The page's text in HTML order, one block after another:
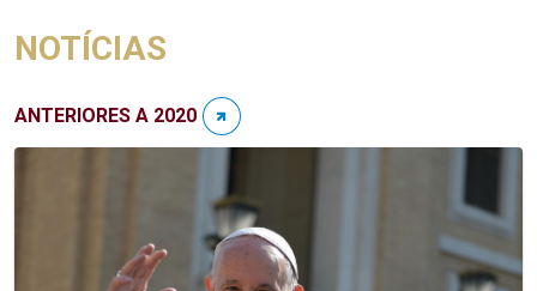
NOTÍCIAS
ANTERIORES A 2020